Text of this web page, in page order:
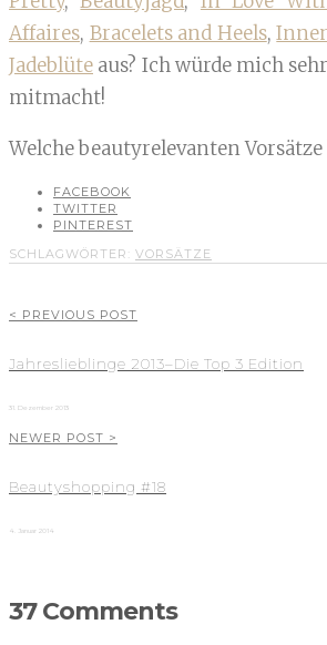
Affaires, Bracelets and Heels,
Jadeblüte aus? Ich würde mich
mitmacht!
Welche beautyrelevanten
FACEBOOK
TWITTER
PINTEREST
SCHLAGWÖRTER: VORSÄTZE
< PREVIOUS POST
Jahreslieblinge 2013–Die Top 3 Edition
31. Dezember 2013
NEWER POST >
Beautyshopping #18
4. Januar 2014
37 Comments